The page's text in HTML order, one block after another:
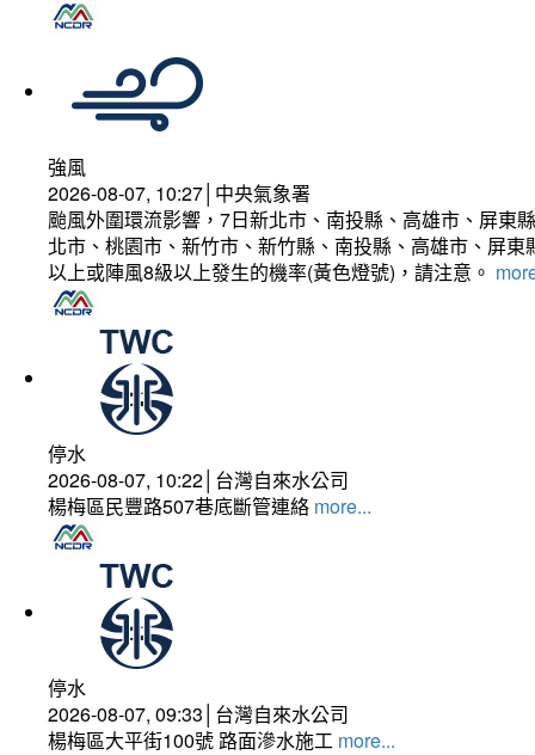
強風
2026-08-07, 10:27│中央氣象署
颱風外圍環流影響，7日新北市、南投縣、高雄市、屏東
北市、桃園市、新竹市、新竹縣、南投縣、高雄市、屏
以上或陣風8級以上發生的機率(黃色燈號)，請注意。
停水
2026-08-07, 10:22│台灣自來水公司
楊梅區民豐路507巷底斷管連絡 more...
停水
2026-08-07, 09:33│台灣自來水公司
楊梅區大平街100號 路面滲水施工 more...